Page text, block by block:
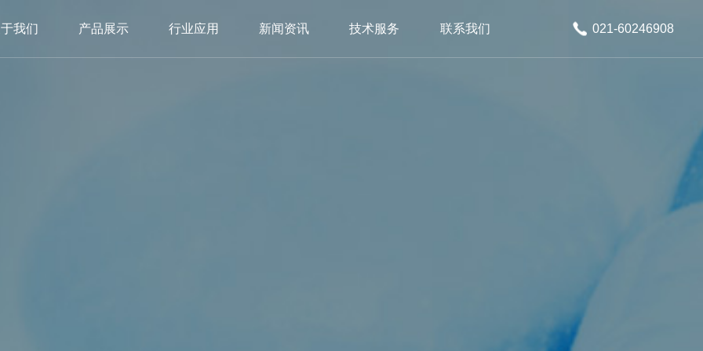
我们 产品展示 行业应用 新闻资讯 技术服务 联系我们 021-60246908